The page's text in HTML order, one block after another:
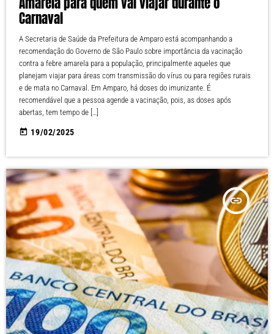
Carnaval
A Secretaria de Saúde da Prefeitura de Amparo está acompanhando a
recomendação do Governo de São Paulo sobre importância da vacinação
contra a febre amarela para a população, principalmente aqueles que
planejam viajar para áreas com transmissão do vírus ou para regiões rurais
e de mata no Carnaval. Em Amparo, há doses do imunizante. É
recomendável que a pessoa agende a vacinação, pois, as doses após
abertas, tem tempo de […]
today 19/02/2025
insert_link